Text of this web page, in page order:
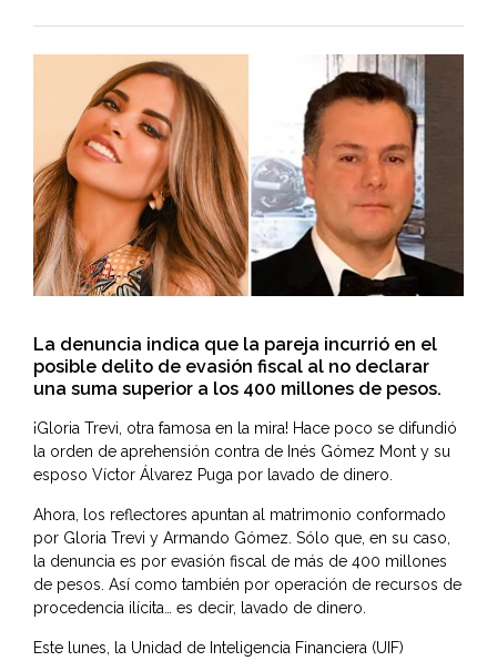
La denuncia indica que la pareja incurrió en el
posible delito de evasión fiscal al no declarar
una suma superior a los 400 millones de pesos.
¡Gloria Trevi, otra famosa en la mira! Hace poco se difundió
la orden de aprehensión contra de Inés Gómez Mont y su
esposo Víctor Álvarez Puga por lavado de dinero.
Ahora, los reflectores apuntan al matrimonio conformado
por Gloria Trevi y Armando Gómez. Sólo que, en su caso,
la denuncia es por evasión fiscal de más de 400 millones
de pesos. Así como también por operación de recursos de
procedencia ilícita… es decir, lavado de dinero.
Este lunes, la Unidad de Inteligencia Financiera (UIF)